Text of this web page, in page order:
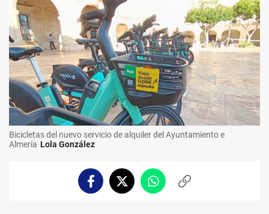
Bicicletas del nuevo servicio de alquiler del Ayuntamiento e
Almería Lola González
FacebookTwitterWhatsappCopiar